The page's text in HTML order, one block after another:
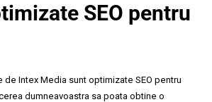
SEO pentru
Intex Media sunt optimizate SEO pentru
dumneavoastra sa poata obtine o